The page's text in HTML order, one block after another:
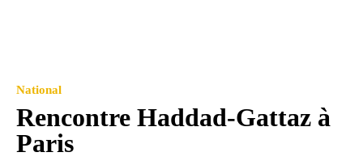
National
Rencontre Haddad-Gattaz à
Paris